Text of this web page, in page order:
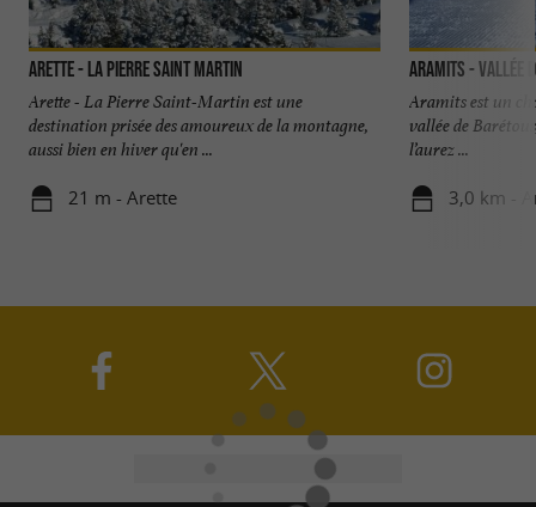
Arette - La Pierre Saint Martin
Arette - La Pierre Saint-Martin est une
destination prisée des amoureux de la montagne,
aussi bien en hiver qu'en ...
21 m - Arette
Aramits - Vallée
Aramits est un
vallée de
l’aurez ...
3,0 km -